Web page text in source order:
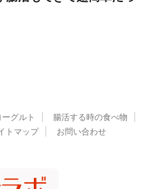
グルト
腸活する時の食べ物
トマップ お問い合わせ